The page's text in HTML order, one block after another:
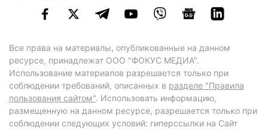
Все права на материалы, опубликованные на данном
ресурсе, принадлежат ООО "ФОКУС МЕДИА".
Использование материалов разрешается только при
соблюдении требований, описанных в разделе "Правила
пользования сайтом". Использовать информацию,
размещенную на данном ресурсе, разрешается только при
соблюдении следующих условий: гиперссылки на Сайт